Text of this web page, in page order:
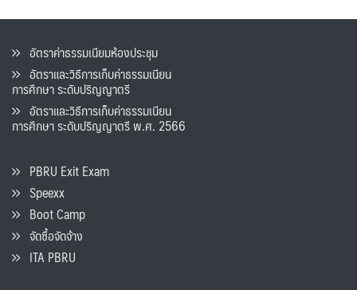
อัตราค่าธรรมเนียมห้องประชุม
อัตราและวิธีการเก็บค่าธรรมเนียน
การศึกษา ระดับปริญญาตรี
อัตราและวิธีการเก็บค่าธรรมเนียน
การศึกษา ระดับปริญญาตรี พ.ศ. 2566
PBRU Exit Exam
Speexx
Boot Camp
จัดซื้อจัดจ้าง
ITA PBRU